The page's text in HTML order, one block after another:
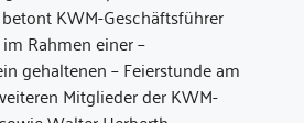
KWM-Geschäftsführer
Rahmen einer –
gehaltenen – Feierstunde am
Mitglieder der KWM-